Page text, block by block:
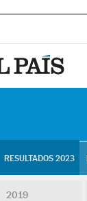
RESULTADOS 2023
2019